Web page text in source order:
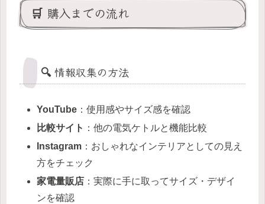
🛒 購入までの流れ
🔍 情報収集の方法
YouTube ：使用感やサイズ感を確認
比較サイト ：他の電気ケトルと機能比較
Instagram ：おしゃれなインテリアとしての見え
方をチェック
家電量販店 ：実際に手に取ってサイズ・デザイ
ンを確認